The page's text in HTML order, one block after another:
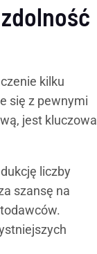
kilku
się z pewnymi
jest kluczowa
liczby
szansę na